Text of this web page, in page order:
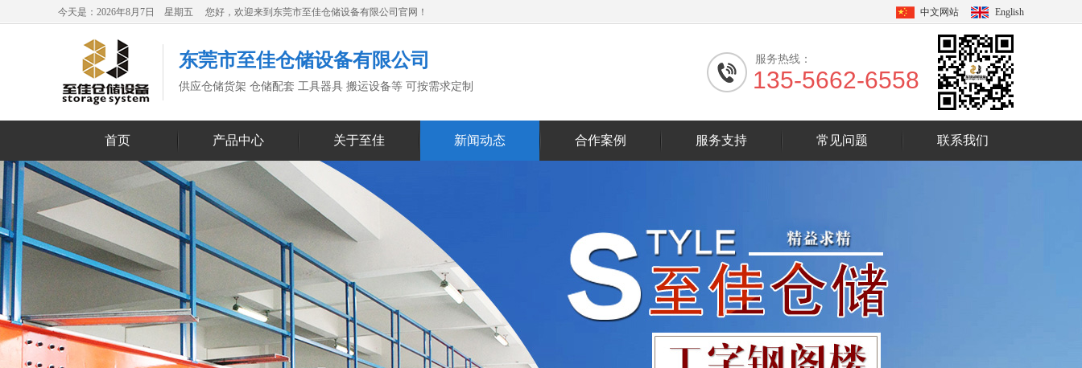
今天是：2026年8月7日 星期五 您好，欢迎来到东莞市至佳仓储设备有限公司官网！ 中文网站 English
东莞市至佳仓储设备有限公司
供应仓储货架 仓储配套 工具器具 搬运设备等 可按需求定制
服务热线：
135-5662-6558
首页 产品中心 关于至佳 新闻动态 合作案例 服务支持 常见问题 联系我们